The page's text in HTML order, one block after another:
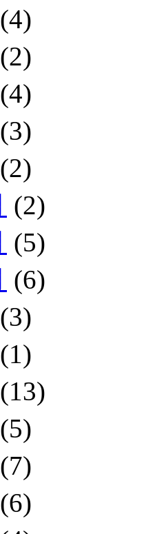
(4)
(2)
(4)
(3)
(2)
(2)
(5)
(6)
(3)
(1)
(13)
(5)
(7)
(6)